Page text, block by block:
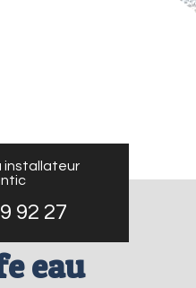
installateur
92 27
eau